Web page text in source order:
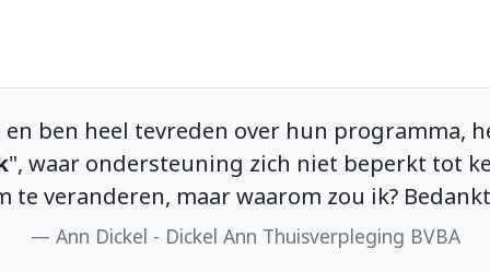
het supervriendelijk onthaal en
tot kennis van de toepassing. Ik heb
ik? Bedankt aan het ganseCare-Ace Team.
BVBA